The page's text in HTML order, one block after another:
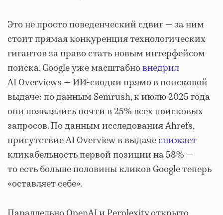
Это не просто поведенческий сдвиг — за ним
стоит прямая конкуренция технологических
гигантов за право стать новым интерфейсом
поиска. Google уже масштабновнедрил
AI Overviews — ИИ-сводки прямо в поисковой
выдаче: по данным Semrush, к июлю 2025 года
они появлялись почти в 25% всех поисковых
запросов. По данным исследования Ahrefs,
присутствие AI Overview в выдачеснижает
кликабельность первой позиции на 58% —
то есть больше половины кликов Google теперь
«оставляет себе».